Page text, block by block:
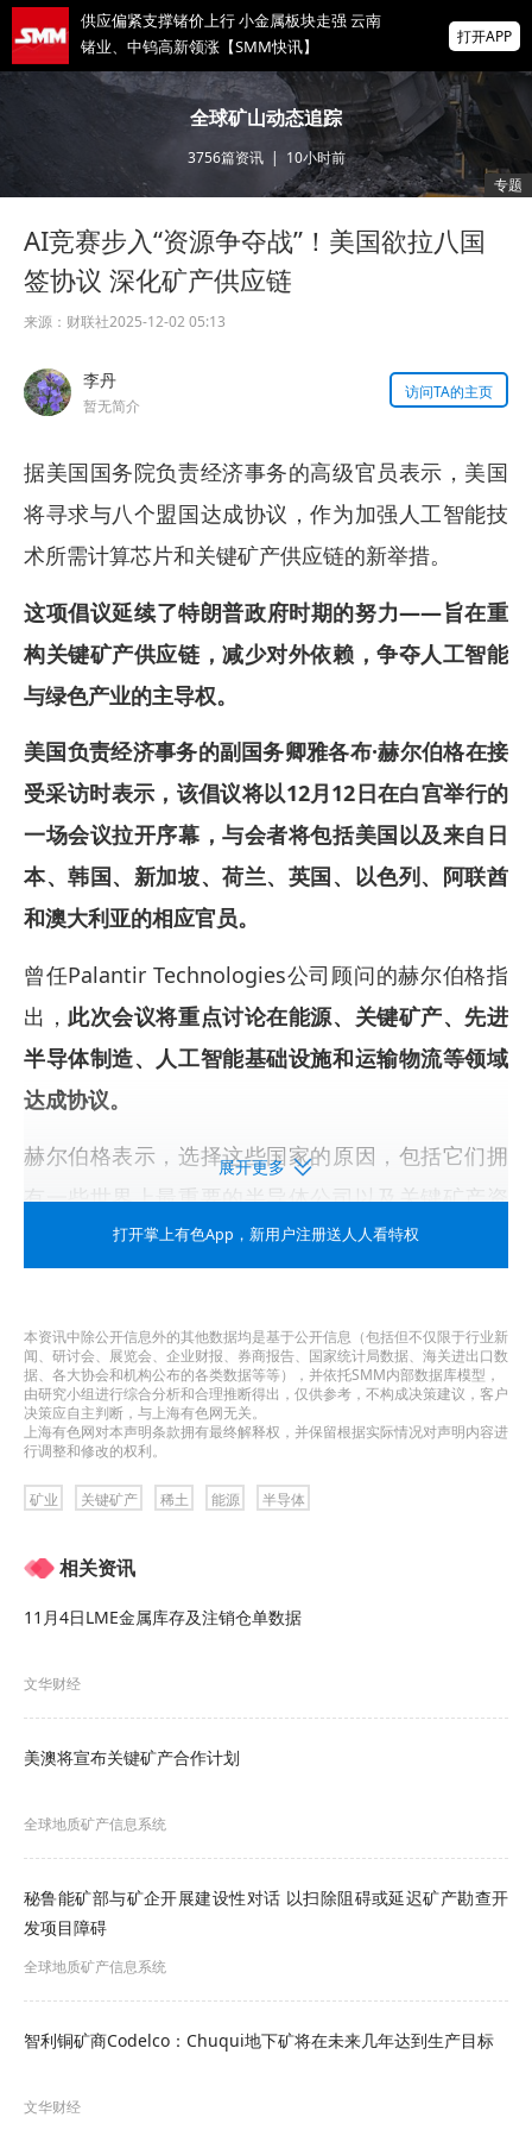
供应偏紧支撑锗价上行 小金属板块走强 云南
锗业、中钨高新领涨【SMM快讯】
存储芯片股延续跌势，美股盘前SK海力士跌
超5%、闪迪跌超8%，金价升至近两月高位
IMF披露：加纳央行去年买黄金亏损19亿美
掌上有色
为有色行业打造的神器
打开APP
全球矿山动态追踪
3756篇资讯| 10小时前
专题
AI竞赛步入“资源争夺战”！美国欲拉八国
签协议 深化矿产供应链
来源： 财联社2025-12-02 05:13
李丹
暂无简介
访问TA的主页
据美国国务院负责经济事务的高级官员表示，美国
将寻求与八个盟国达成协议，作为加强人工智能技
术所需计算芯片和关键矿产供应链的新举措。
这项倡议延续了特朗普政府时期的努力——旨在重
构关键矿产供应链，减少对外依赖，争夺人工智能
与绿色产业的主导权。
美国负责经济事务的副国务卿雅各布·赫尔伯格在接
受采访时表示，该倡议将以12月12日在白宫举行的
一场会议拉开序幕，与会者将包括美国以及来自日
本、韩国、新加坡、荷兰、英国、以色列、阿联酋
和澳大利亚的相应官员。
曾任Palantir Technologies公司顾问的赫尔伯格指
出， 此次会议将重点讨论在能源、关键矿产、先进
半导体制造、人工智能基础设施和运输物流等领域
达成协议。
赫尔伯格表示，选择这些国家的原因，包括它们拥
有一些世界上最重要的半导体公司以及关键矿产资
——即美国和中国，”赫尔伯格称，“我们希望与中国
建立积极、稳定的关系，但我们也准备好竞争，并
且我们希望确保我们的公司能够继续构建变革性技
术，而不受制于强制性的依赖关系。”
聚焦AI技术所有层面
事实上，在关键矿产日益成为全球战略竞争焦点之
际，白宫官员上月就曾透露，美国正联合多国筹
国开展关键矿产提炼与加工贸易的核心平台，其终
在特朗普政府首任任期内，美国国务院曾启动了美
矿产的供应链安全；上届拜登政府则推出了“矿产安
全伙伴关系计划”(MSP)，旨在将外国投资和西方专
业知识引入发展中国家的采矿业。
计划不同，他目前正将重点放在生产国上。
展开更多
打开掌上有色App ，新用户注册送人人看特权
本资讯中除公开信息外的其他数据均是基于公开信息（包括但不仅限于行业新
闻、研讨会、展览会、企业财报、券商报告、国家统计局数据、海关进出口数
据、各大协会和机构公布的各类数据等等），并依托SMM内部数据库模型，
由研究小组进行综合分析和合理推断得出，仅供参考，不构成决策建议，客户
决策应自主判断，与上海有色网无关。
上海有色网对本声明条款拥有最终解释权，并保留根据实际情况对声明内容进
行调整和修改的权利。
矿业 关键矿产 稀土 能源 半导体
相关资讯
11月4日LME金属库存及注销仓单数据
文华财经
美澳将宣布关键矿产合作计划
全球地质矿产信息系统
秘鲁能矿部与矿企开展建设性对话 以扫除阻碍或延迟矿产勘查开
发项目障碍
全球地质矿产信息系统
智利铜矿商Codelco：Chuqui地下矿将在未来几年达到生产目标
文华财经